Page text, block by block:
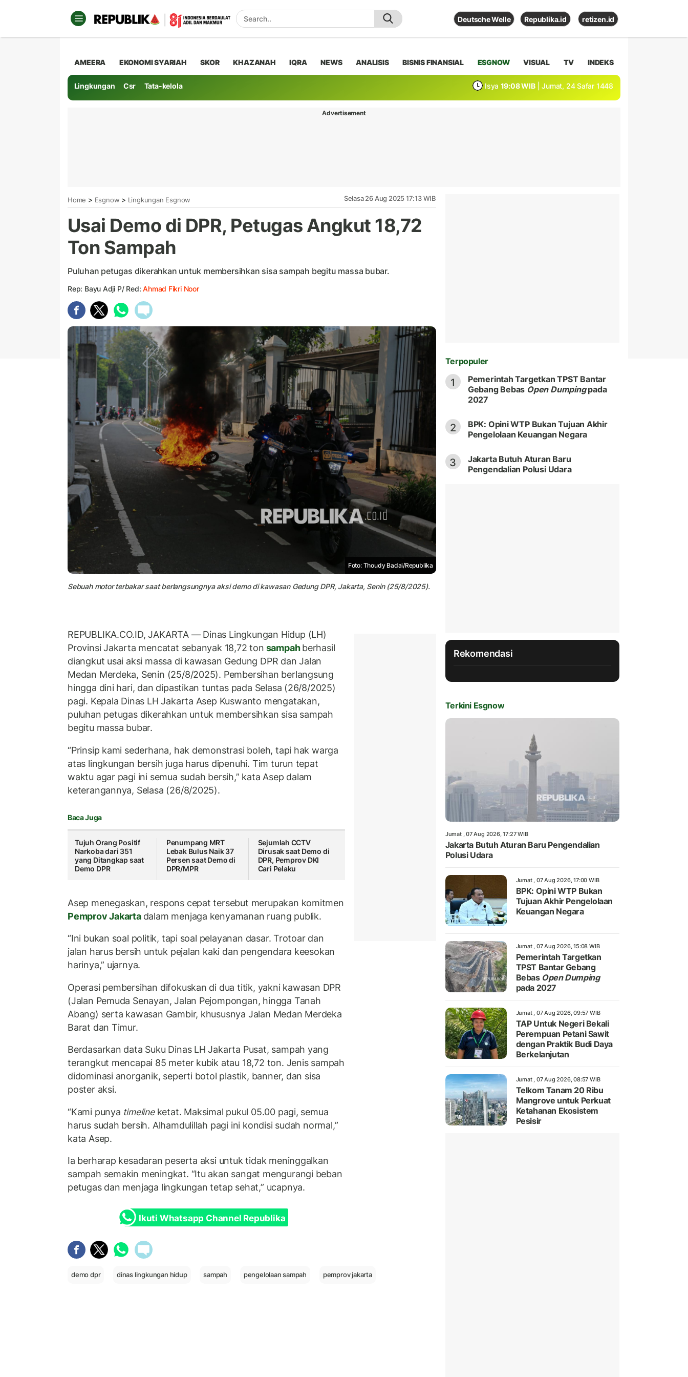
Deutsche Welle Republika.id retizen.id
AMEERA EKONOMI SYARIAH SKOR KHAZANAH IQRA NEWS ANALISIS BISNIS FINANSIAL ESGNOW VISUAL TV INDEKS
Lingkungan Csr Tata-kelola Isya 19:08 WIB | Jumat, 24 Safar 1448
Advertisement
Home > Esgnow > Lingkungan Esgnow Selasa 26 Aug 2025 17:13 WIB
Usai Demo di DPR, Petugas Angkut 18,72
Ton Sampah
Puluhan petugas dikerahkan untuk membersihkan sisa sampah begitu massa bubar.
Rep: Bayu Adji P/ Red:Ahmad Fikri Noor
Foto: Thoudy Badai/Republika
Sebuah motor terbakar saat berlangsungnya aksi demo di kawasan Gedung DPR, Jakarta, Senin (25/8/2025).
REPUBLIKA.CO.ID, JAKARTA — Dinas Lingkungan Hidup (LH)
Provinsi Jakarta mencatat sebanyak 18,72 ton sampahberhasil
diangkut usai aksi massa di kawasan Gedung DPR dan Jalan
Medan Merdeka, Senin (25/8/2025). Pembersihan berlangsung
hingga dini hari, dan dipastikan tuntas pada Selasa (26/8/2025)
pagi. Kepala Dinas LH Jakarta Asep Kuswanto mengatakan,
puluhan petugas dikerahkan untuk membersihkan sisa sampah
begitu massa bubar.
“Prinsip kami sederhana, hak demonstrasi boleh, tapi hak warga
atas lingkungan bersih juga harus dipenuhi. Tim turun tepat
waktu agar pagi ini semua sudah bersih,” kata Asep dalam
keterangannya, Selasa (26/8/2025).
Baca Juga
Tujuh Orang Positif
Narkoba dari 351
yang Ditangkap saat
Demo DPR
Penumpang MRT
Lebak Bulus Naik 37
Persen saat Demo di
DPR/MPR
Sejumlah CCTV
Dirusak saat Demo di
DPR, Pemprov DKI
Cari Pelaku
Asep menegaskan, respons cepat tersebut merupakan komitmen
Pemprov Jakarta dalam menjaga kenyamanan ruang publik.
“Ini bukan soal politik, tapi soal pelayanan dasar. Trotoar dan
jalan harus bersih untuk pejalan kaki dan pengendara keesokan
harinya,” ujarnya.
Operasi pembersihan difokuskan di dua titik, yakni kawasan DPR
(Jalan Pemuda Senayan, Jalan Pejompongan, hingga Tanah
Abang) serta kawasan Gambir, khususnya Jalan Medan Merdeka
Barat dan Timur.
Berdasarkan data Suku Dinas LH Jakarta Pusat, sampah yang
terangkut mencapai 85 meter kubik atau 18,72 ton. Jenis sampah
didominasi anorganik, seperti botol plastik, banner, dan sisa
poster aksi.
“Kami punya timelineketat. Maksimal pukul 05.00 pagi, semua
harus sudah bersih. Alhamdulillah pagi ini kondisi sudah normal,”
kata Asep.
Ia berharap kesadaran peserta aksi untuk tidak meninggalkan
sampah semakin meningkat. “Itu akan sangat mengurangi beban
petugas dan menjaga lingkungan tetap sehat,” ucapnya.
Ikuti Whatsapp Channel Republika
demo dpr dinas lingkungan hidup sampah pengelolaan sampah pemprov jakarta
Terpopuler
1
Pemerintah Targetkan TPST Bantar
Gebang Bebas Open Dumpingpada
2027
2
BPK: Opini WTP Bukan Tujuan Akhir
Pengelolaan Keuangan Negara
3
Jakarta Butuh Aturan Baru
Pengendalian Polusi Udara
Rekomendasi
Terkini Esgnow
Jumat , 07 Aug 2026, 17:27 WIB
Jakarta Butuh Aturan Baru Pengendalian
Polusi Udara
Jumat , 07 Aug 2026, 17:00 WIB
BPK: Opini WTP Bukan
Tujuan Akhir Pengelolaan
Keuangan Negara
Jumat , 07 Aug 2026, 15:08 WIB
Pemerintah Targetkan
TPST Bantar Gebang
Bebas Open Dumping
pada 2027
Jumat , 07 Aug 2026, 09:57 WIB
TAP Untuk Negeri Bekali
Perempuan Petani Sawit
dengan Praktik Budi Daya
Berkelanjutan
Jumat , 07 Aug 2026, 08:57 WIB
Telkom Tanam 20 Ribu
Mangrove untuk Perkuat
Ketahanan Ekosistem
Pesisir